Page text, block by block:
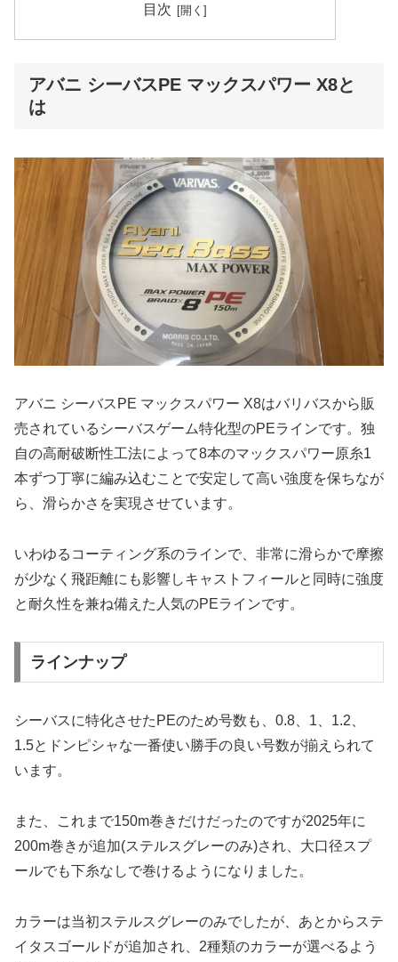
目次
アバニ シーバスPE マックスパワー X8と
は
アバニ シーバスPE マックスパワー X8はバリバスから販
売されているシーバスゲーム特化型のPEラインです。独
自の高耐破断性工法によって8本のマックスパワー原糸1
本ずつ丁寧に編み込むことで安定して高い強度を保ちなが
ら、滑らかさを実現させています。
いわゆるコーティング系のラインで、非常に滑らかで摩擦
が少なく飛距離にも影響しキャストフィールと同時に強度
と耐久性を兼ね備えた人気のPEラインです。
ラインナップ
シーバスに特化させたPEのため号数も、0.8、1、1.2、
1.5とドンピシャな一番使い勝手の良い号数が揃えられて
います。
また、これまで150m巻きだけだったのですが2025年に
200m巻きが追加(ステルスグレーのみ)され、大口径スプ
ールでも下糸なしで巻けるようになりました。
カラーは当初ステルスグレーのみでしたが、あとからステ
イタスゴールドが追加され、2種類のカラーが選べるよう